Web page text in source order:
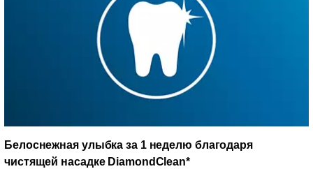
Белоснежная улыбка за 1 неделю благодаря
чистящей насадке DiamondClean*